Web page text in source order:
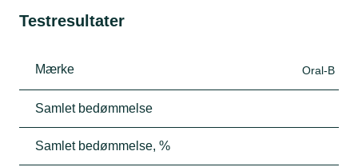
Testresultater
Mærke Oral-B
Samlet bedømmelse
Samlet bedømmelse, %